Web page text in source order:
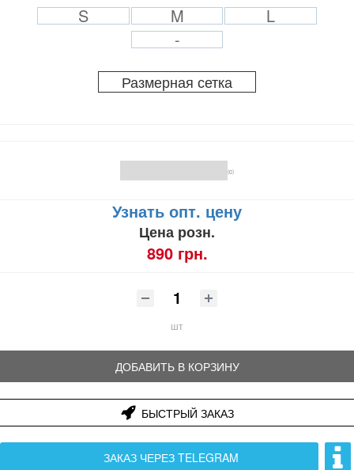
S M
L
-
Размерная сетка
(0)
Узнать опт. цену
Цена розн.
890 грн.
шт
ДОБАВИТЬ В КОРЗИНУ
БЫСТРЫЙ ЗАКАЗ
ЗАКАЗ ЧЕРЕЗ TELEGRAM